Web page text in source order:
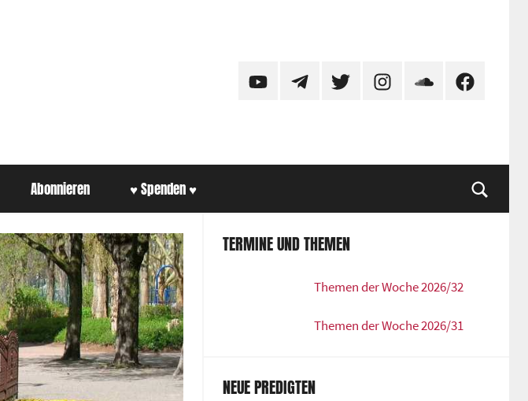
YouTubeTelegramTwitter InstagramSoundCloudFacebook
Abonnieren ♥ Spenden ♥
TERMINE UND THEMEN
Themen der Woche 2026/32
Themen der Woche 2026/31
NEUE PREDIGTEN